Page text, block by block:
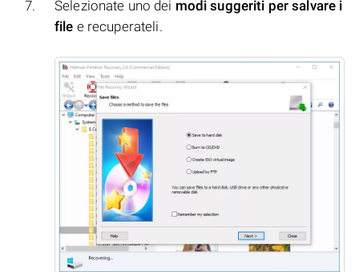
Selezionate uno dei modi suggeriti per salvare i
file e recuperateli.